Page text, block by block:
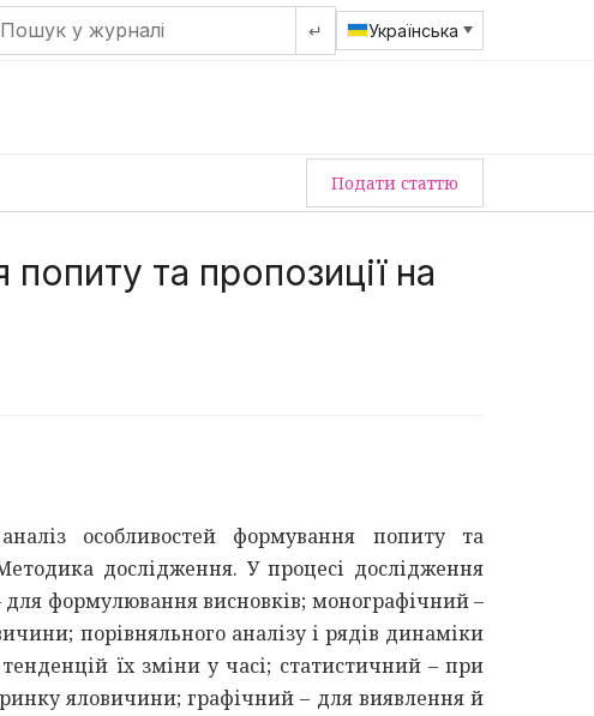
↵ Українська
Подати статтю
та пропозиції на
особливостей формування попиту та
дослідження. У процесі дослідження
формулювання висновків; монографічний –
порівняльного аналізу і рядів динаміки
їх зміни у часі; статистичний – при
яловичини; графічний – для виявлення й